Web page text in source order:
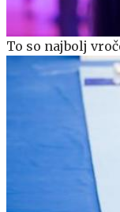
To so najbolj